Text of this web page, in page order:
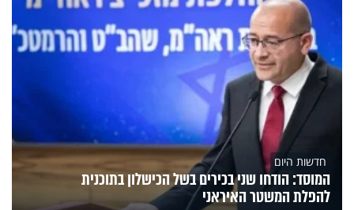
חדשות היום
המוסד: הודחו שני בכירים בשל הכישלון בתוכנית
להפלת המשטר האיראני